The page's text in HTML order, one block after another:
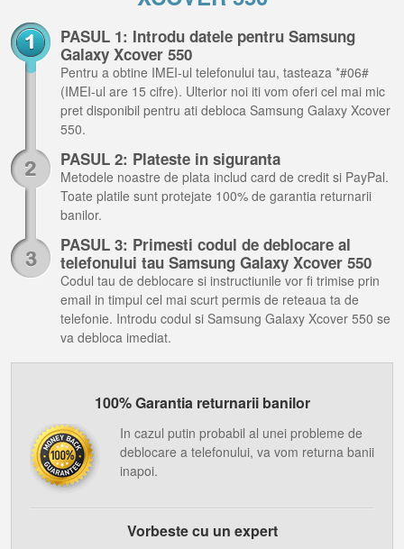
PASUL 1: Introdu datele pentru Samsung
Galaxy Xcover 550
Pentru a obtine IMEI-ul telefonului tau, tasteaza *#06#
(IMEI-ul are 15 cifre). Ulterior noi iti vom oferi cel mai mic
pret disponibil pentru ati debloca Samsung Galaxy Xcover
550.
PASUL 2: Plateste in siguranta
Metodele noastre de plata includ card de credit si PayPal.
Toate platile sunt protejate 100% de garantia returnarii
banilor.
PASUL 3: Primesti codul de deblocare al
telefonului tau Samsung Galaxy Xcover 550
Codul tau de deblocare si instructiunile vor fi trimise prin
email in timpul cel mai scurt permis de reteaua ta de
telefonie. Introdu codul si Samsung Galaxy Xcover 550 se
va debloca imediat.
100% Garantia returnarii banilor
In cazul putin probabil al unei probleme de
deblocare a telefonului, va vom returna banii
inapoi.
Vorbeste cu un expert